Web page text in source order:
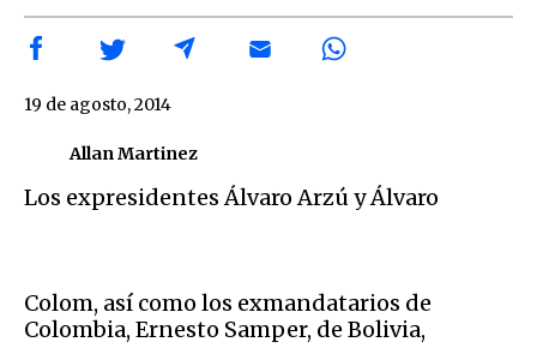
Allan Martinez
19 de agosto, 2014
Los expresidentes Álvaro Arzú y Álvaro
Colom, así como los exmandatarios de
Colombia, Ernesto Samper, de Bolivia,